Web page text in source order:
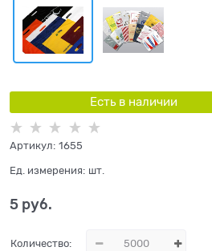
Есть в наличии
Артикул: 1655
Ед. измерения: шт.
5 руб.
Количество: